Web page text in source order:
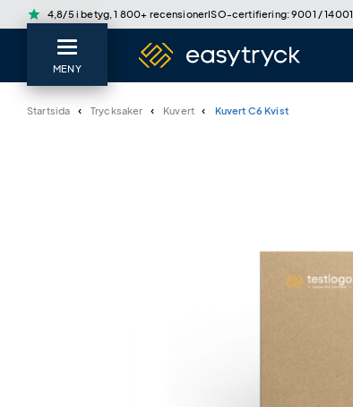
star 4,8/5 i betyg, 1 800+ recensionerISO-certifiering: 9001 / 14001
MENY
Startsida Trycksaker Kuvert Kuvert C6 Kvist